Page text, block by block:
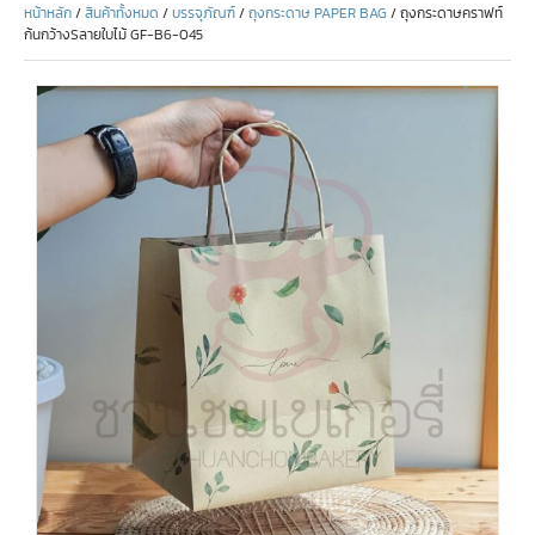
หน้าหลัก/สินค้าทั้งหมด /บรรจุภัณฑ์/ถุงกระดาษ PAPER BAG / ถุงกระดาษคราฟท์
ก้นกว้างSลายใบไม้ GF-B6-045